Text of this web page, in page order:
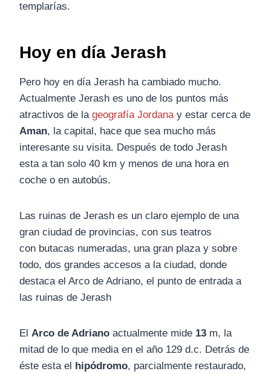
templarías.
Hoy en día Jerash
Pero hoy en día Jerash ha cambiado mucho.
Actualmente Jerash es uno de los puntos más
atractivos de la geografía Jordanay estar cerca de
Aman, la capital, hace que sea mucho más
interesante su visita. Después de todo Jerash
esta a tan solo 40 km y menos de una hora en
coche o en autobús.
Las ruinas de Jerash es un claro ejemplo de una
gran ciudad de provincias, con sus teatros
con butacas numeradas, una gran plaza y sobre
todo, dos grandes accesos a la ciudad, donde
destaca el Arco de Adriano, el punto de entrada a
las ruinas de Jerash
El Arco de Adriano actualmente mide 13 m, la
mitad de lo que media en el año 129 d.c. Detrás de
éste esta el
hipódromo, parcialmente restaurado,